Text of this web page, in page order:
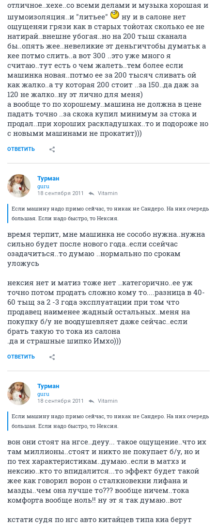
отличное..хехе..со всеми делами и музыка хорошая и
шумоизоляция..и "литьее"
ну и в салоне нет
ощущеняи грязи как в старых тойотах сколько ее не
натирай..внешне убогая..но на 200 тыш сканала
бы..опять жее..невеликие эт деньгичтобы думатьк а
кее потмо слить..а вот 300 ..это уже много я
считаю..тут есть о чем жалеть..тем более если
машинка новая..потмо ее за 200 тысяч сливать ой
как жалко..а ту которая 200 стоит ..за 150..да даж за
120 не жалко..ну эт лично для меня)
а вообще то по хорошему..машина не должна в цене
падать точно ..за скока купил минимум за стока и
продал..при хороших раскладушках..то и подороже но
с новыми машинами не прокатит)))
ОТВЕТИТЬ
Турман
guru
18 сентября 2011 Vitamin
Если машину надо примо сейчас, то никак не Сандеро. На них очередь
большая. Если надо быстро, то Нексия.
время терпит, мне машинка не сособо нужна..нужна
сильно будет после нового года..если ссейчас
озадачиться..то думаю ..нормально по срокам
уложусь
нексия нет и матиз тоже нет ..категорично..ее уж
точно потом продать сложно кому то....разница в 40-
60 тыщ за 2 -3 года эксплуатации при том что
продавец наименее жадный остальных..меня на
покупку б/у не воодушевляет даже сейчас..если
брать такую то тока из салона
.да и страшные шипко Имхо)))
ОТВЕТИТЬ
Турман
guru
18 сентября 2011 Vitamin
Если машину надо примо сейчас, то никак не Сандеро. На них очередь
большая. Если надо быстро, то Нексия.
вон они стоят на нгсе..деуу... такое ощущение..что их
там миллионы..стоят и никто не покупает б/у, но и
по тех характеристикам..думаю..если в матхз и
нексию..кто то впидалится...то эффект будет такой
жее как говорил ворон о сталкновекни лифана и
мазды..чем она лучше то??? вообще ничем..тока
комфорта вообще ноль!! ну эт я так думаю..вот
кстати судя по нгс авто китайцев типа киа берут